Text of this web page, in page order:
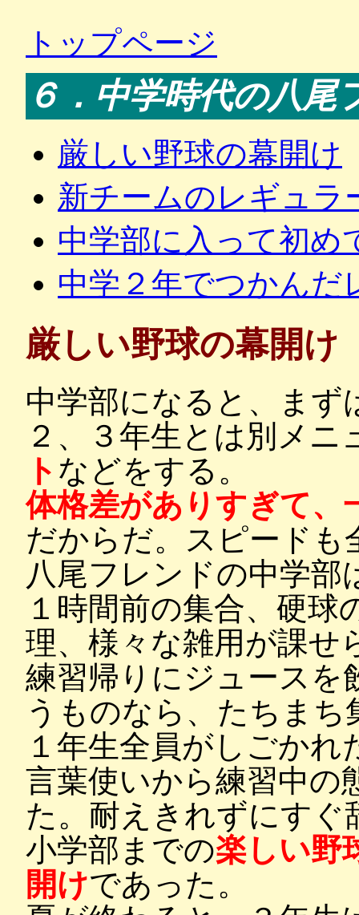
トップページ
６．中学時代の八尾
厳しい野球の幕開け
新チームのレギュラ
中学部に入って初め
中学２年でつかんだ
厳しい野球の幕開け
中学部になると、まず
２、３年生とは別メニ
ト などをする。
体格差がありすぎて、
だからだ。スピードも
八尾フレンドの中学部
１時間前の集合、硬
理、様々な雑用が課せ
練習帰りにジュースを
うものなら、たちま
１年生全員がしごかれ
言葉使いから練習中の
た。耐えきれずにすぐ
小学部までの楽しい野
開けであった。